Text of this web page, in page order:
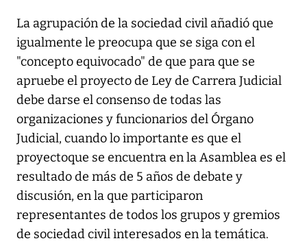
La agrupación de la sociedad civil añadió que
igualmente le preocupa que se siga con el
"concepto equivocado" de que para que se
apruebe el proyecto de Ley de Carrera Judicial
debe darse el consenso de todas las
organizaciones y funcionarios del Órgano
Judicial, cuando lo importante es que el
proyectoque se encuentra en la Asamblea es el
resultado de más de 5 años de debate y
discusión, en la que participaron
representantes de todos los grupos y gremios
de sociedad civil interesados en la temática.